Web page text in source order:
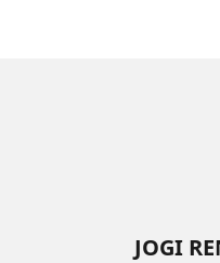
JOGI